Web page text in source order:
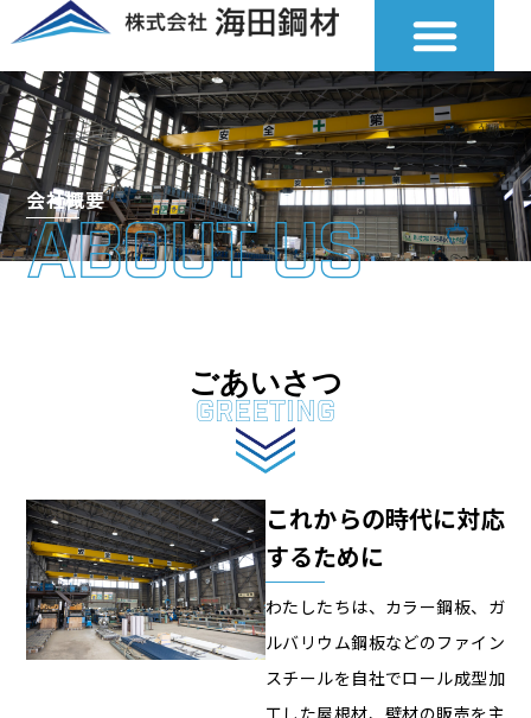
容
を
ス
キ
ッ
プ
会社概要
about us
ごあいさつ
Greeting
これからの時代に対応
するために
わたしたちは、カラー鋼板、ガ
ルバリウム鋼板などのファイン
スチールを自社でロール成型加